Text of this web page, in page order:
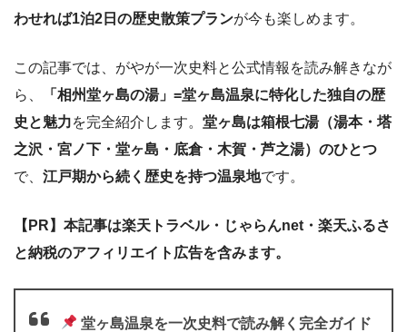
わせれば1泊2日の歴史散策プランが今も楽しめます。
この記事では、がやが一次史料と公式情報を読み解きなが
ら、
「相州堂ヶ島の湯」=堂ヶ島温泉に特化した独自の歴
史と魅力を完全紹介します。 堂ヶ島は箱根七湯（湯本・塔
之沢・宮ノ下・堂ヶ島・底倉・木賀・芦之湯）のひとつ
で、 江戸期から続く歴史を持つ温泉地です。
【PR】本記事は楽天トラベル・じゃらんnet・楽天ふるさ
と納税のアフィリエイト広告を含みます。
堂ヶ島温泉を一次史料で読み解く完全ガイド